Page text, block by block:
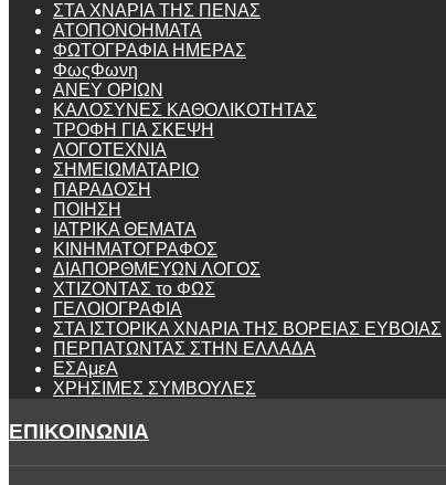
ΣΤΑ ΧΝΑΡΙΑ ΤΗΣ ΠΕΝΑΣ
ΑΤΟΠΟΝΟΗΜΑΤΑ
ΦΩΤΟΓΡΑΦΙΑ ΗΜΕΡΑΣ
ΦωςΦωνη
ANEY ΟΡΙΩΝ
ΚΑΛΟΣΥΝΕΣ ΚΑΘΟΛΙΚΟΤΗΤΑΣ
ΤΡΟΦΗ ΓΙΑ ΣΚΕΨΗ
ΛΟΓΟΤΕΧΝΙΑ
ΣΗΜΕΙΩΜΑΤΑΡΙΟ
ΠΑΡΑΔΟΣΗ
ΠΟΙΗΣΗ
ΙΑΤΡΙΚΑ ΘΕΜΑΤΑ
ΚΙΝΗΜΑΤΟΓΡΑΦΟΣ
ΔΙΑΠΟΡΘΜΕΥΩΝ ΛΟΓΟΣ
ΧΤΙΖΟΝΤΑΣ το ΦΩΣ
ΓΕΛΟΙΟΓΡΑΦΙΑ
ΣΤΑ ΙΣΤΟΡΙΚΑ ΧΝΑΡΙΑ ΤΗΣ ΒΟΡΕΙΑΣ ΕΥΒΟΙΑΣ
ΠΕΡΠΑΤΩΝΤΑΣ ΣΤΗΝ ΕΛΛΑΔΑ
ΕΣΑμεΑ
ΧΡΗΣΙΜΕΣ ΣΥΜΒΟΥΛΕΣ
ΕΠΙΚΟΙΝΩΝΙΑ